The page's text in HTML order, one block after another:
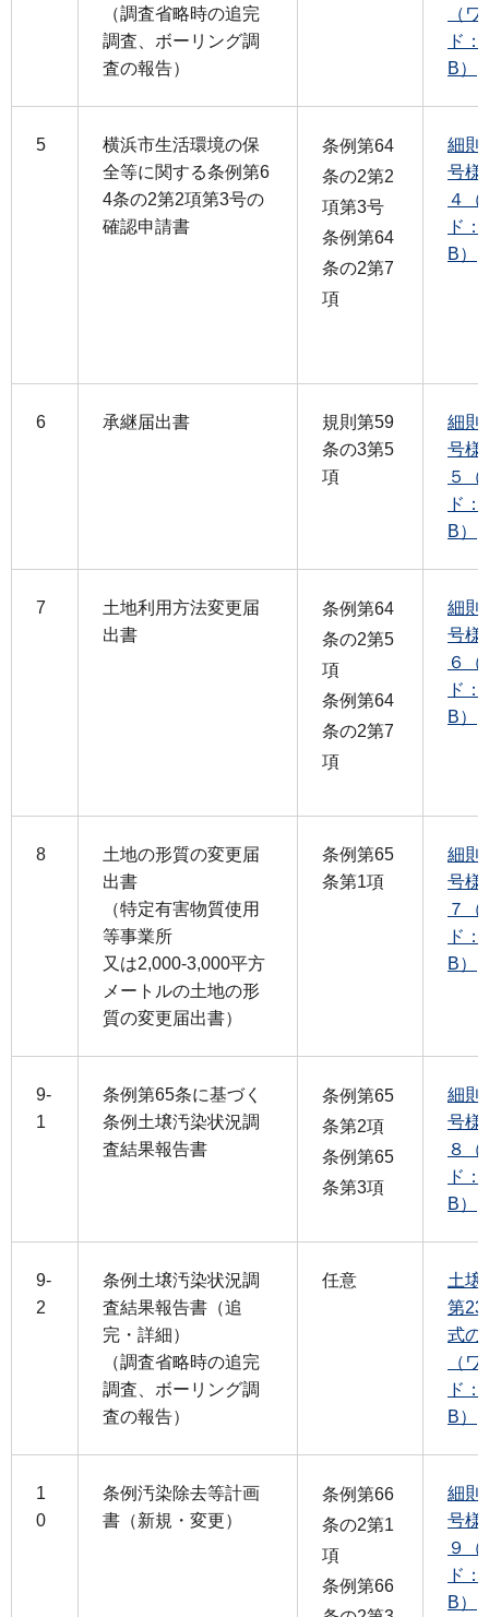
（調査省略時の追完
調査、ボーリング調
査の報告）
（ワ
ド：
B）
5
横浜市生活環境の保
全等に関する条例第6
4条の2第2項第3号の
確認申請書
条例第64
条の2第2
項第3号
条例第64
条の2第7
項
細則
号様
４（
ド：
B）
6 承継届出書
規則第59
条の3第5
項
細則
号様
５（
ド：
B）
7
土地利用方法変更届
出書
条例第64
条の2第5
項
条例第64
条の2第7
項
細則
号様
６（
ド：
B）
8
土地の形質の変更届
出書
（特定有害物質使用
等事業所
又は2,000-3,000平方
メートルの土地の形
質の変更届出書）
条例第65
条第1項
細則
号様
７（
ド：
B）
9-
1
条例第65条に基づく
条例土壌汚染状況調
査結果報告書
条例第65
条第2項
条例第65
条第3項
細則
号様
８（
ド：
B）
9-
2
条例土壌汚染状況調
査結果報告書（追
完・詳細）
（調査省略時の追完
調査、ボーリング調
査の報告）
任意
土壌
第23
式の
（ワ
ド：
B）
1
0
条例汚染除去等計画
書（新規・変更）
条例第66
条の2第1
項
条例第66
細則
号様
９（
ド：
B）